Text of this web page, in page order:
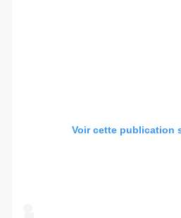
Voir cette publication